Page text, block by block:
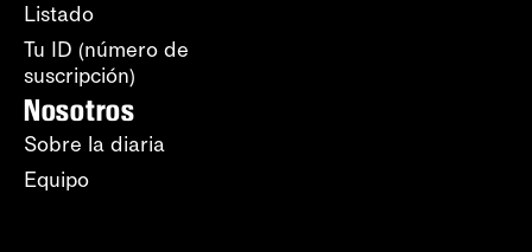
Listado
Tu ID (número de
suscripción)
Nosotros
Sobre la diaria
Equipo